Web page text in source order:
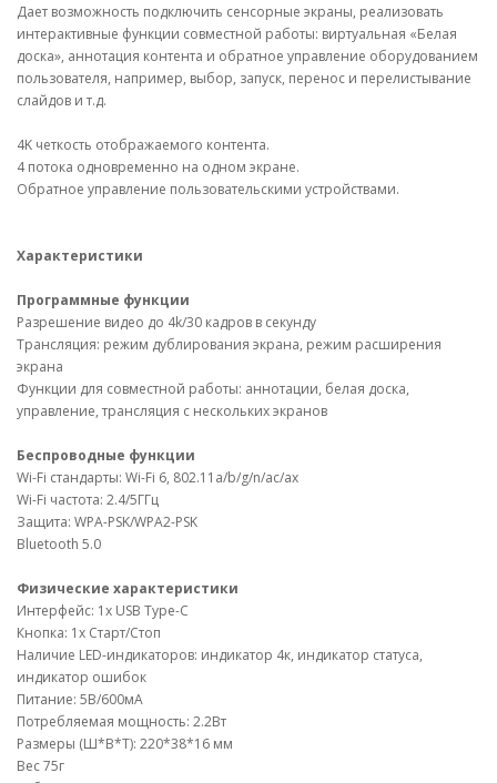
Дает возможность подключить сенсорные экраны, реализовать
интерактивные функции совместной работы: виртуальная «Белая
доска», аннотация контента и обратное управление оборудованием
пользователя, например, выбор, запуск, перенос и перелистывание
слайдов и т.д.
4K четкость отображаемого контента.
4 потока одновременно на одном экране.
Обратное управление пользовательскими устройствами.
Характеристики
Программные функции
Разрешение видео до 4k/30 кадров в секунду
Трансляция: режим дублирования экрана, режим расширения
экрана
Функции для совместной работы: аннотации, белая доска,
управление, трансляция с нескольких экранов
Беспроводные функции
Wi-Fi стандарты: Wi-Fi 6, 802.11a/b/g/n/ac/ax
Wi-Fi частота: 2.4/5ГГц
Защита: WPA-PSK/WPA2-PSK
Bluetooth 5.0
Физические характеристики
Интерфейс: 1х USB Type-C
Кнопка: 1х Старт/Стоп
Наличие LED-индикаторов: индикатор 4к, индикатор статуса,
индикатор ошибок
Питание: 5В/600мА
Потребляемая мощность: 2.2Вт
Размеры (Ш*В*Т): 220*38*16 мм
Вес 75г